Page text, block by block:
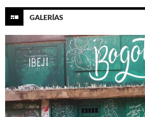
GALERÍAS